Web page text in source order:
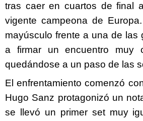
tras caer en cuartos de final
vigente campeona de
mayúsculo frente a una de las
a firmar un encuentro muy
quedándose a un paso de las
El enfrentamiento comenzó
Hugo Sanz protagonizó un
se llevó un primer set muy